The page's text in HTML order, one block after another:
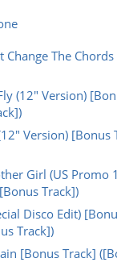
The Chords
(12" Version)
Version) [Bonus
Girl (US Promo
Track])
Disco Edit)
Track])
[Bonus Track]